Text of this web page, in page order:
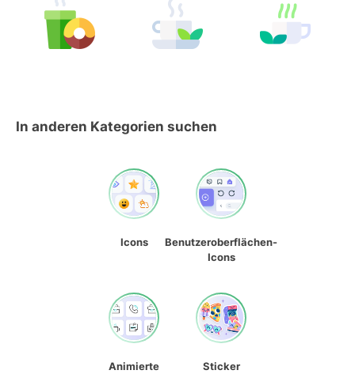
In anderen Kategorien suchen
Icons
Benutzeroberflächen-
Icons
Animierte
Sticker